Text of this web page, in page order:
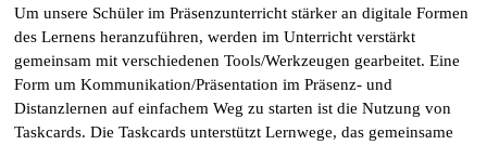
Um unsere Schüler im Präsenzunterricht stärker an digitale Formen
des Lernens heranzuführen, werden im Unterricht verstärkt
gemeinsam mit verschiedenen Tools/Werkzeugen gearbeitet. Eine
Form um Kommunikation/Präsentation im Präsenz- und
Distanzlernen auf einfachem Weg zu starten ist die Nutzung von
Taskcards. Die Taskcards unterstützt Lernwege, das gemeinsame